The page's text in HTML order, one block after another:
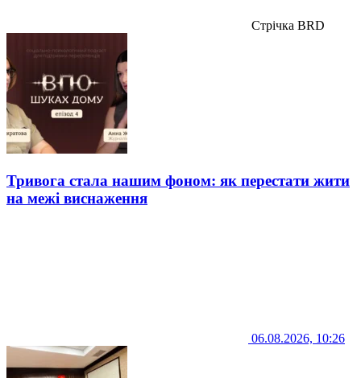
Стрічка BRD
Тривога стала нашим фоном: як перестати жити
на межі виснаження
06.08.2026, 10:26